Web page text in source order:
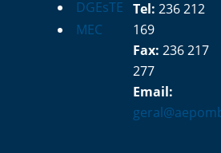
DGEsTE
MEC
Tel: 236 212
169
Fax: 236 217
277
Email: